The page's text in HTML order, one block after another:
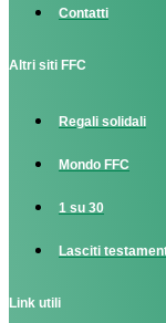
Contatti
Altri siti FFC
Regali solidali
Mondo FFC
1 su 30
Lasciti
Link utili